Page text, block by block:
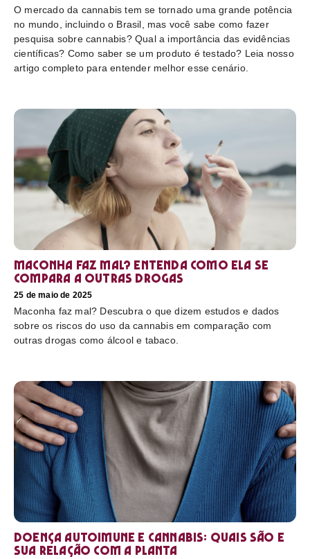
O mercado da cannabis tem se tornado uma grande potência
no mundo, incluindo o Brasil, mas você sabe como fazer
pesquisa sobre cannabis? Qual a importância das evidências
científicas? Como saber se um produto é testado? Leia nosso
artigo completo para entender melhor esse cenário.
Maconha faz mal? Entenda como ela se
compara a outras drogas
25 de maio de 2025
Maconha faz mal? Descubra o que dizem estudos e dados
sobre os riscos do uso da cannabis em comparação com
outras drogas como álcool e tabaco.
Doença autoimune e cannabis: Quais são e
sua relação com a planta